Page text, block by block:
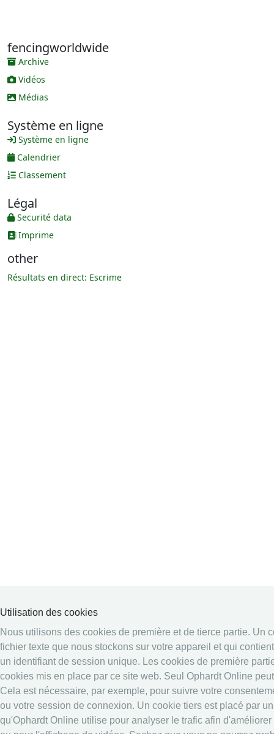
Utilisation des cookies
Nous utilisons des cookies de première et de tierce partie. Un
fichier texte que nous stockons sur votre appareil et qui
un identifiant de session unique. Les cookies de première
cookies mis en place par ce site web. Seul Ophardt Online
Cela est nécessaire, par exemple, pour suivre votre
ou votre session de connexion. Un cookie tiers est placé par
qu'Ophardt Online utilise pour analyser le trafic afin
fencingworldwide
Archive
Vidéos
Médias
Système en ligne
Système en ligne
Calendrier
Classement
Légal
Securité data
Imprime
other
Résultats en direct: Escrime